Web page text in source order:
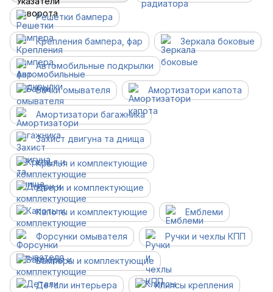
Решетки бампера
Крепления бампера, фар Зеркала боковые
Автомобильные подкрылки
Бачки омывателя Амортизатори капота
Амортизатори багажника
Захист двигуна та днища
Крылья и комплектующие
Двери и комплектующие
Капоты и комплектующие Емблеми
Форсунки омывателя Ручки и чехлы КПП
Бамперы и комплектующие
Детали интерьера Клипсы крепления